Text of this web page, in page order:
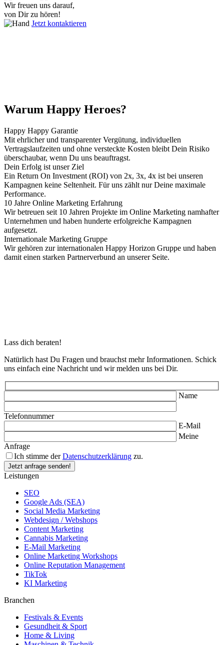
Wir freuen uns darauf,
von Dir zu hören!
Jetzt kontaktieren
Warum Happy Heroes?
Happy Happy Garantie
Mit ehrlicher und transparenter Vergütung, individuellen
Vertragslaufzeiten und ohne versteckte Kosten bleibt Dein Risiko
überschaubar, wenn Du uns beauftragst.
Dein Erfolg ist unser Ziel
Ein Return On Investment (ROI) von 2x, 3x, 4x ist bei unseren
Kampagnen keine Seltenheit. Für uns zählt nur Deine maximale
Performance.
10 Jahre Online Marketing Erfahrung
Wir betreuen seit 10 Jahren Projekte im Online Marketing namhafter
Unternehmen und haben hunderte erfolgreiche Kampagnen
aufgesetzt.
Internationale Marketing Gruppe
Wir gehören zur internationalen Happy Horizon Gruppe und haben
damit einen starken Partnerverbund an unserer Seite.
Lass dich beraten!
Natürlich hast Du Fragen und brauchst mehr Informationen. Schick
uns einfach eine Nachricht und wir melden uns bei Dir.
Name
Telefonnummer
E-Mail
Meine
Anfrage
Ich stimme derDatenschutzerklärung zu.
Leistungen
SEO
Google Ads (SEA)
Social Media Marketing
Webdesign / Webshops
Content Marketing
Cannabis Marketing
E-Mail Marketing
Online Marketing Workshops
Online Reputation Management
TikTok
KI Marketing
Branchen
Festivals & Events
Gesundheit & Sport
Home & Living